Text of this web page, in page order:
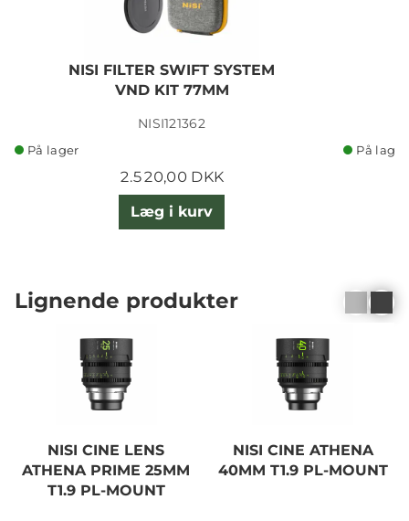
NISI FILTER SWIFT SYSTEM
VND KIT 77MM
NISI121362
På lager
2.520,00 DKK
Læg i kurv
På lager
Lignende produkter
NISI CINE LENS
ATHENA PRIME 25MM
T1.9 PL-MOUNT
NISI CINE ATHENA
40MM T1.9 PL-MOUNT